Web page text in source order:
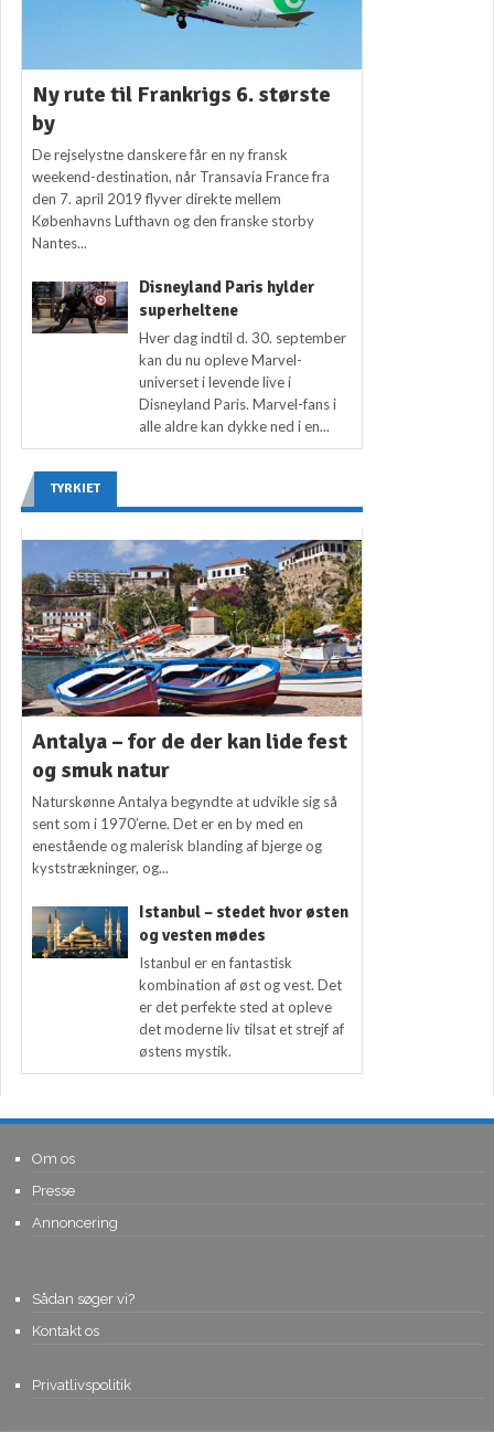
Ny rute til Frankrigs 6. største
by
De rejselystne danskere får en ny fransk
weekend-destination, når Transavia France fra
den 7. april 2019 flyver direkte mellem
Københavns Lufthavn og den franske storby
Nantes...
Disneyland Paris hylder
superheltene
Hver dag indtil d. 30. september
kan du nu opleve Marvel-
universet i levende live i
Disneyland Paris. Marvel-fans i
alle aldre kan dykke ned i en...
TYRKIET
Antalya – for de der kan lide fest
og smuk natur
Naturskønne Antalya begyndte at udvikle sig så
sent som i 1970’erne. Det er en by med en
enestående og malerisk blanding af bjerge og
kyststrækninger, og...
Istanbul – stedet hvor østen
og vesten mødes
Istanbul er en fantastisk
kombination af øst og vest. Det
er det perfekte sted at opleve
det moderne liv tilsat et strejf af
østens mystik.
Om os
Presse
Annoncering
Sådan søger vi?
Kontakt os
Privatlivspolitik